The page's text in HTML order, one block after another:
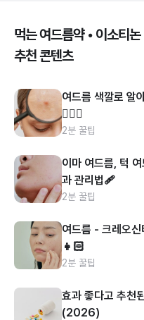
먹는 여드름약 • 이소티
추천 콘텐츠
여드름 색깔로 알
👩🏻‍⚕️
2분 꿀팁
이마 여드름, 턱
과 관리법🩹
2분 꿀팁
여드름 - 크레오
👧🏻
2분 꿀팁
효과 좋다고 추천
(2026)